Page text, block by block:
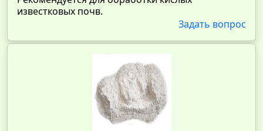
известковых почв.
Задать вопрос